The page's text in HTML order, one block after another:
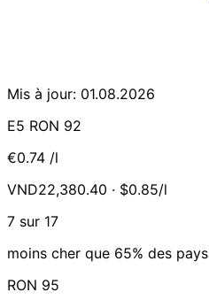
Mis à jour: 01.08.2026
E5 RON 92
€0.74 /l
VND22,380.40 · $0.85/l
7 sur 17
moins cher que 65% des pays
RON 95